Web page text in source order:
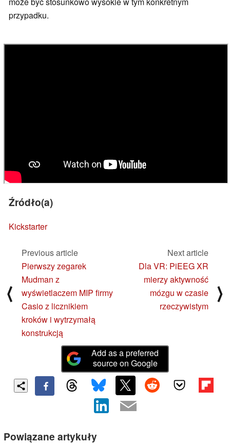
przypadku.
Źródło(a)
Kickstarter
⟨
Previous article
Pierwszy zegarek
Mudman z
wyświetlaczem MIP firmy
Casio z licznikiem
kroków i wytrzymałą
konstrukcją
Next article
Dla VR: PiEEG XR
mierzy aktywność
mózgu w czasie
rzeczywistym
⟩
Add as a preferred
source on Google
Powiązane artykuły